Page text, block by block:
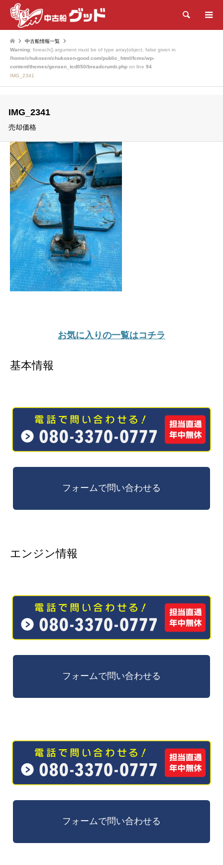
検索
中古船情報一覧
Warning: foreach() argument must be of type array|object, false given in
/home/chukosen/chukosen-good.com/public_html/fcms/wp-
content/themes/gensen_tcd050/breadcrumb.php on line 94
IMG_2341
IMG_2341
売却価格
お気に入りの一覧はコチラ
基本情報
エンジン情報